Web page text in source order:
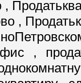
,
,